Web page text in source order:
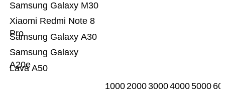
Lava A50
Samsung Galaxy
A20e
Samsung Galaxy A30
Xiaomi Redmi Note 8
Pro
Samsung Galaxy M30
10002000300040005000